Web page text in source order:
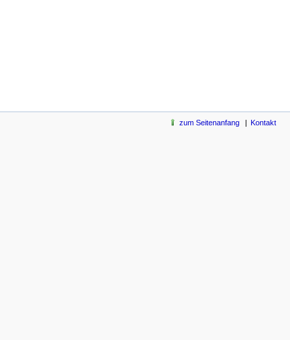
zum Seitenanfang Kontakt